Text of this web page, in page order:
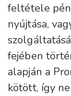
feltétele
nyújtása,
fejében
alapján a
kötött, így